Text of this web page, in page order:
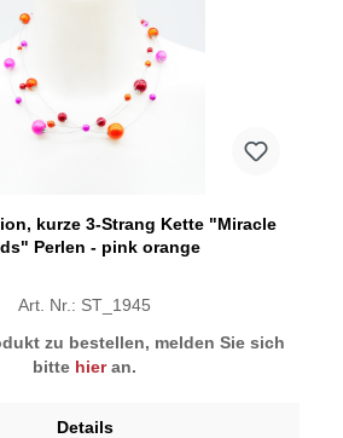
kurze 3-Strang Kette "Miracle
Perlen - pink orange
Art. Nr.: ST_1945
zu bestellen, melden Sie sich
bitte hieran.
Details